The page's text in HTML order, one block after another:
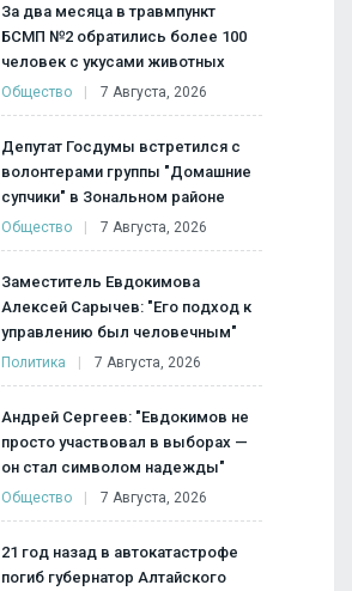
За два месяца в травмпункт
БСМП №2 обратились более 100
человек с укусами животных
Общество 7 Августа, 2026
Депутат Госдумы встретился с
волонтерами группы "Домашние
супчики" в Зональном районе
Общество 7 Августа, 2026
Заместитель Евдокимова
Алексей Сарычев: "Его подход к
управлению был человечным"
Политика 7 Августа, 2026
Андрей Сергеев: "Евдокимов не
просто участвовал в выборах —
он стал символом надежды"
Общество 7 Августа, 2026
21 год назад в автокатастрофе
погиб губернатор Алтайского